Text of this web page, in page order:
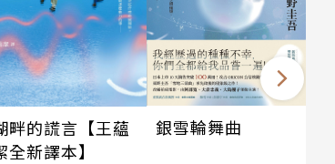
畔的謊言【王蘊
全新譯本】
銀雪輪舞曲